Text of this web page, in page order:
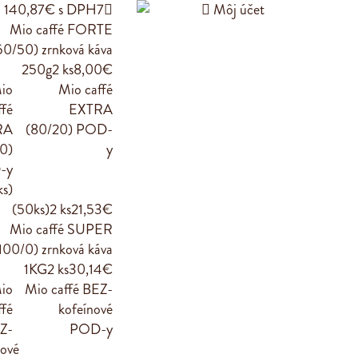
140,87€ s DPH7
Mio caffé FORTE
50) zrnková káva
250g2 ks8,00€
Mio caffé
EXTRA
(80/20) POD-
y
(50ks)2 ks21,53€
Mio caffé SUPER
0) zrnková káva
1KG2 ks30,14€
Mio caffé BEZ-
kofeínové
POD-y
 Môj účet